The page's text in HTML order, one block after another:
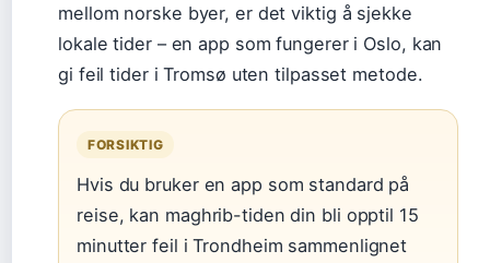
mellom norske byer, er det viktig å sjekke
lokale tider – en app som fungerer i Oslo, kan
gi feil tider i Tromsø uten tilpasset metode.
FORSIKTIG
Hvis du bruker en app som standard på
reise, kan maghrib-tiden din bli opptil 15
minutter feil i Trondheim sammenlignet